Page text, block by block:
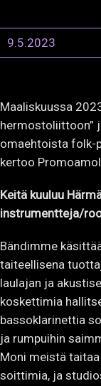
9.5.2023
Maaliskuussa
hermostoliittoon”
omaehtoista folk-
kertoo
Keitä kuuluu
instrumentteja/
Bändimme
taiteellisena
laulajan ja
koskettimia
bassoklarinettia
ja rumpuihin
Moni meistä
soittimia, ja